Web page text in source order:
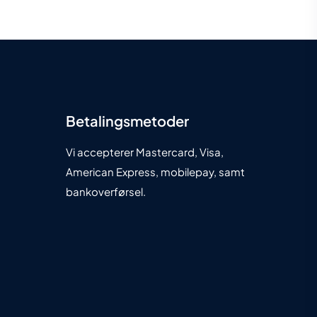
Betalingsmetoder
Vi accepterer Mastercard, Visa,
American Express, mobilepay, samt
bankoverførsel.